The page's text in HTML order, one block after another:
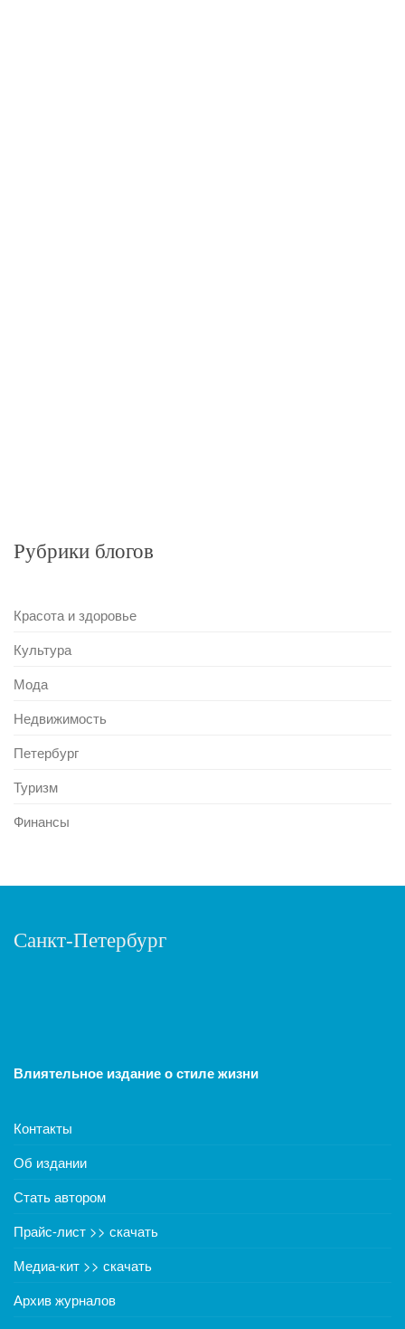
Рубрики блогов
Красота и здоровье
Культура
Мода
Недвижимость
Петербург
Туризм
Финансы
Санкт-Петербург
Влиятельное издание о стиле жизни
Контакты
Об издании
Стать автором
Прайс-лист >> скачать
Медиа-кит >> скачать
Архив журналов